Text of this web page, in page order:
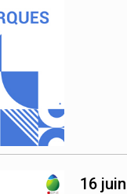
16